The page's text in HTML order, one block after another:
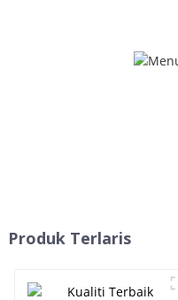
HB HC HI HJ HK HQ SC SB
DPL - ELITES
Produk Terlaris